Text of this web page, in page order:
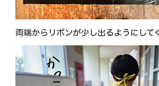
両端からリボンが少し出るようにして